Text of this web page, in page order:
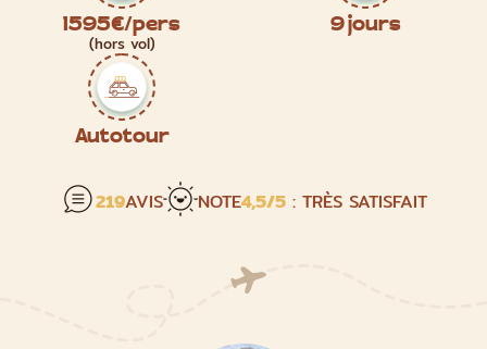
1595€/pers
(hors vol)
9 jours
Autotour
219AVIS NOTE4,5/5: TRÈS SATISFAIT